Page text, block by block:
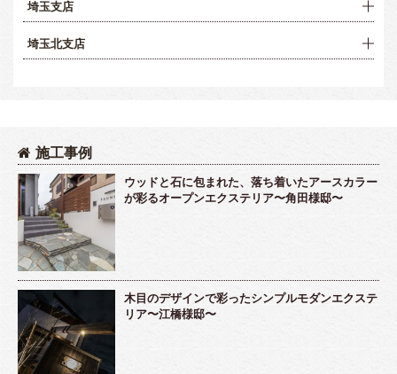
埼玉支店
埼玉北支店
施工事例
ウッドと石に包まれた、落ち着いたアースカラー
が彩るオープンエクステリア〜角田様邸〜
木目のデザインで彩ったシンプルモダンエクステ
リア〜江橋様邸〜